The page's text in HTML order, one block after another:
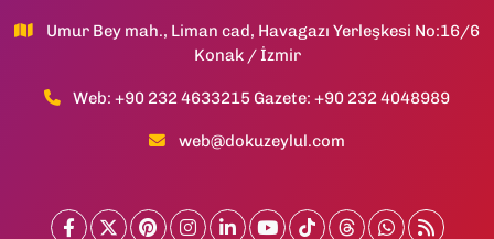
Umur Bey mah., Liman cad, Havagazı Yerleşkesi No:16/6
Konak / İzmir
Web: +90 232 4633215 Gazete: +90 232 4048989
web@dokuzeylul.com